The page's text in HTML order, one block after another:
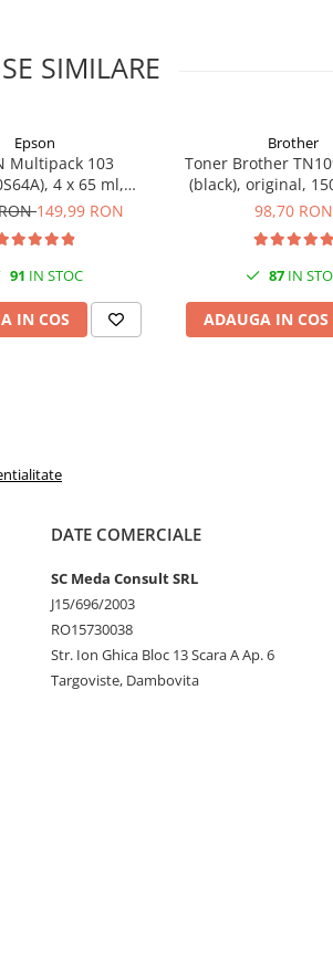
SIMILARE
Epson
Multipack 103
4 x 65 ml,
Magenta/Yellow
149,99 RON
91 IN STOC
IN COS
Brother
Toner Brother
(black), original,
98,70 RON
87IN
ADAUGA IN COS
DATE COMERCIALE
SC Meda Consult SRL
J15/696/2003
RO15730038
Str. Ion Ghica Bloc 13 Scara A Ap. 6
Targoviste, Dambovita